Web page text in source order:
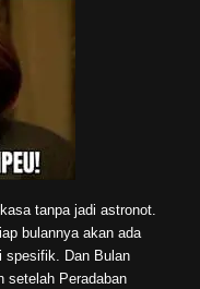
tanpa jadi astronot.
bulannya akan ada
spesifik. Dan Bulan
setelah Peradaban